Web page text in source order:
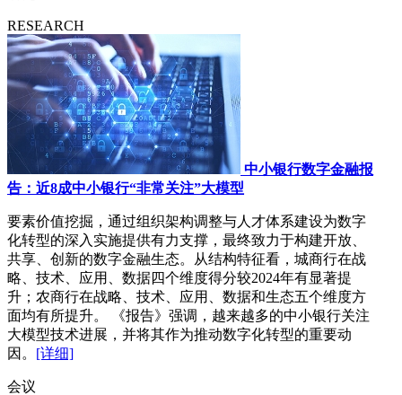
RESEARCH
中小银行数字金融报
告：近8成中小银行“非常关注”大模型
要素价值挖掘，通过组织架构调整与人才体系建设为数字
化转型的深入实施提供有力支撑，最终致力于构建开放、
共享、创新的数字金融生态。从结构特征看，城商行在战
略、技术、应用、数据四个维度得分较2024年有显著提
升；农商行在战略、技术、应用、数据和生态五个维度方
面均有所提升。 《报告》强调，越来越多的中小银行关注
大模型技术进展，并将其作为推动数字化转型的重要动
因。 [详细]
会议